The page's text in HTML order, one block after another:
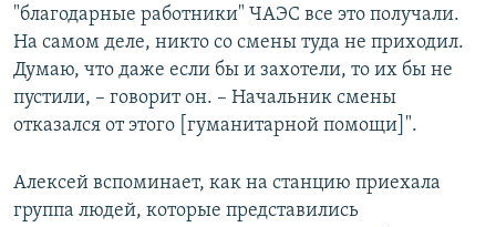
"благодарные работники" ЧАЭС все это получали.
На самом деле, никто со смены туда не приходил.
Думаю, что даже если бы и захотели, то их бы не
пустили, – говорит он. – Начальник смены
отказался от этого [гуманитарной помощи]".
Алексей вспоминает, как на станцию приехала
группа людей, которые представились